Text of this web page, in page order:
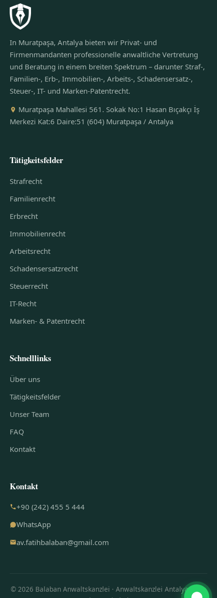
In Muratpaşa, Antalya bieten wir Privat- und
Firmenmandanten professionelle anwaltliche Vertretung
und Beratung in einem breiten Spektrum – darunter Straf-,
Familien-, Erb-, Immobilien-, Arbeits-, Schadensersatz-,
Steuer-, IT- und Marken-Patentrecht.
Muratpaşa Mahallesi 561. Sokak No:1 Hasan Bıçakçı İş
Merkezi Kat:6 Daire:51 (604) Muratpaşa / Antalya
Tätigkeitsfelder
Strafrecht
Familienrecht
Erbrecht
Immobilienrecht
Arbeitsrecht
Schadensersatzrecht
Steuerrecht
IT-Recht
Marken- & Patentrecht
Schnelllinks
Über uns
Tätigkeitsfelder
Unser Team
FAQ
Kontakt
Kontakt
+90 (242) 455 5 444
WhatsApp
av.fatihbalaban@gmail.com
© 2026 Balaban Anwaltskanzlei · Anwaltskanzlei Antalya · Alle